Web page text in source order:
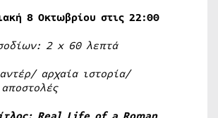
8 Οκτωβρίου στις 22:00
2 x60 λεπτά
αρχαία ιστορία/